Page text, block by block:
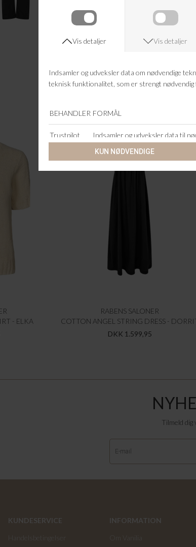
ANDRE
- ELKA
RABENS SALONER
COTTON ANGEL STRING DRESS -
DKK 1.599,95
Tilmeld
KUNDESERVICE
INFORMATION